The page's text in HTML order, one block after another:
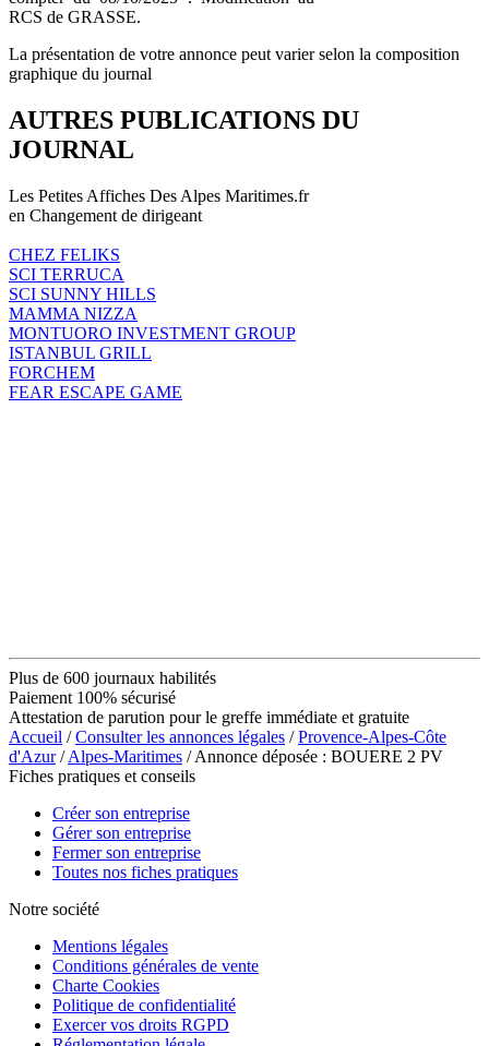
RCS de GRASSE.
La présentation de votre annonce peut varier selon la composition
graphique du journal
AUTRES PUBLICATIONS DU
JOURNAL
Les Petites Affiches Des Alpes Maritimes.fr
en Changement de dirigeant
CHEZ FELIKS
SCI TERRUCA
SCI SUNNY HILLS
MAMMA NIZZA
MONTUORO INVESTMENT GROUP
ISTANBUL GRILL
FORCHEM
FEAR ESCAPE GAME
Plus de 600 journaux habilités
Paiement 100% sécurisé
Attestation de parution pour le greffe immédiate et gratuite
Accueil /Consulter les annonces légales /Provence-Alpes-Côte
d'Azur/Alpes-Maritimes / Annonce déposée : BOUERE 2 PV
Fiches pratiques et conseils
Créer son entreprise
Gérer son entreprise
Fermer son entreprise
Toutes nos fiches pratiques
Notre société
Mentions légales
Conditions générales de vente
Charte Cookies
Politique de confidentialité
Exercer vos droits RGPD